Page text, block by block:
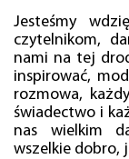
Jesteśmy
czytelnikom,
nami na tej
inspirować,
rozmowa,
świadectwo i
nas wielkim
wszelkie dobro,